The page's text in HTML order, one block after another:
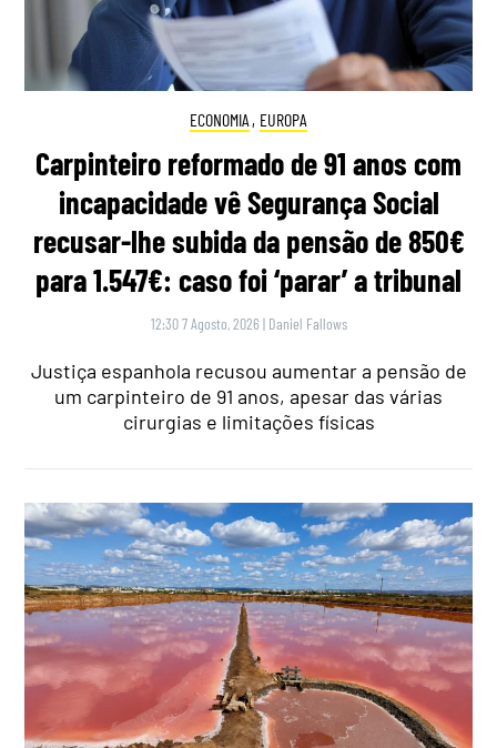
ECONOMIA , EUROPA
Carpinteiro reformado de 91 anos com
incapacidade vê Segurança Social
recusar-lhe subida da pensão de 850€
para 1.547€: caso foi ‘parar’ a tribunal
12:30 7 Agosto, 2026 | Daniel Fallows
Justiça espanhola recusou aumentar a pensão de
um carpinteiro de 91 anos, apesar das várias
cirurgias e limitações físicas